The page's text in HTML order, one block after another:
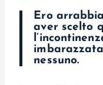
Ero
aver scelto
nessuno.